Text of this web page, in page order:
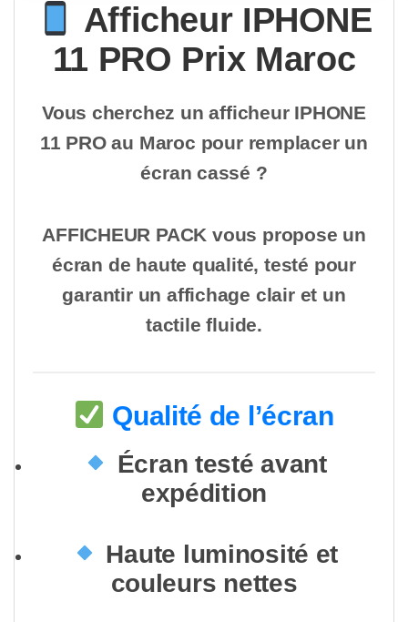
Afficheur IPHONE
11 PRO Prix Maroc
Vous cherchez un afficheur IPHONE
11 PRO au Maroc pour remplacer un
écran cassé ?
AFFICHEUR PACK vous propose un
écran de haute qualité, testé pour
garantir un affichage clair et un
tactile fluide.
Qualité de l’écran
Écran testé avant
expédition
Haute luminosité et
couleurs nettes